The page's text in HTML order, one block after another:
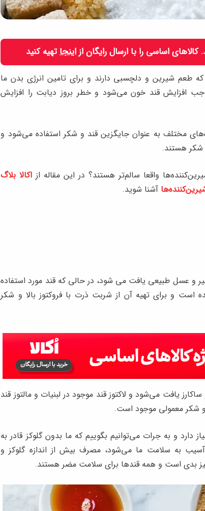
کالاهای اساسی را با ارسال رایگان ازاینجاتهیه کنید
طعم شیرین و دلچسبی دارند و برای تامین انرژی بدن ما
افزایش قند خون می‌شود و خطر بروز دیابت را افزایش
مختلف به عنوان جایگزین قند و شکر استفاده می‌شود و
شکر هستند.
واقعا سالم‌تر هستند؟ در این مقاله از اکالا بلاگ
آشنا شوید.
و عسل طبیعی یافت می شود، در حالی که قند مورد استفاده
است و برای تهیه آن از شربت ذرت با فروکتوز بالا و شکر
یافت می‌شود و لاکتوز قند موجود در لبنیات و مالتوز قند
و شکر معمولی موجود است.
دارد و به جرات می‌توانیم بگوییم که ما بدون گلوکز قادر به
به سلامت ما می‌شود، مصرف بیش از اندازه گلوکز و
بدی است و همه قندها برای سلامت مضر هستند.